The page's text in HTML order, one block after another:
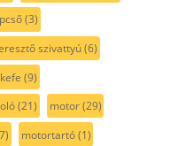
(3)
szivattyú(6)
(9)
(21) motor(29)
motortartó(1)